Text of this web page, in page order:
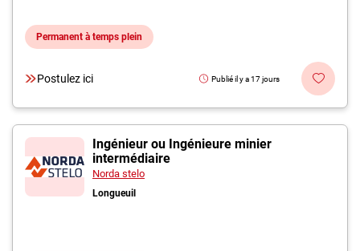
Permanent à temps plein
Postulez ici Publié il y a 17 jours
Ingénieur ou Ingénieure minier
intermédiaire
Norda stelo
Longueuil